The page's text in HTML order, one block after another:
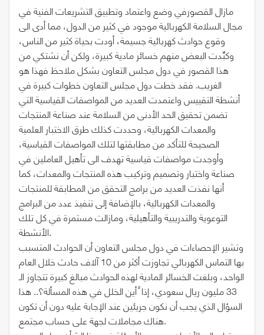
مازال القصورفي وضع واعتماد وتطبيق التشريعات الفنية في
مجال السلامة الكهربائية موجود في كثير من الدول، مما أدى الى
وقوع حوادث كهربائية جسيمة، أودت بحياة كثير من الناس،
وكبَّدت البعض منهم خسائر مادية كبيرة، ولكن أن نشتكي من
هذا القصور في دول مجلس التعاون بشكل ملاحظ فهذا هو
الغريب. فقد خطت دول مجلس التعاون خطوات كبيرة في
أنشطة التقييس واعتمدت العديد من المواصفات القياسية التي
تضمن تحقيق الحد الأدنى من السلامة عند صناعة المنتجات
والمعدات الكهربائية، وحددت كذلك طرق الاختبار العلمية
الصحيحة للتأكد من مطابقتها لتلك المواصفات القياسية،
وأوجدت مواصفات قياسية تهدف الى تأهيل العاملين في
صناعة واختبار وتصميم وتركيب هذه المنتجات والمعدات، كما
أنها نفذت العديد من برامج التحقق من المطابقة للمنتجات
والمعدات الكهربائية، بالإضافة إلى تنفيذ عدد من البرامج
التوعوية والتدريبية والتأهيلية، ومازالت مستمرة في كل تلك
الأنشطة.
وتشير الإحصاءات في دول مجلس التعاون أن الحوادث المتسبب
بها التماس الكهربائي تجاوزت أكثر من 10 آلاف حادث خلال العام
الواحد، وبلغت الخسائر المادية لهذه الحوادث مبالغ كبيرة تتجاوز الـ
33 مليون ريال سعودي، إذا ً أين الخلل في هذه المسألة؟.. هذا
السؤال الذي يجب أن نكون جريئين عند الإجابة عليه دون أن تكون
هناك مجاملات لجهة على حساب مجتمع.